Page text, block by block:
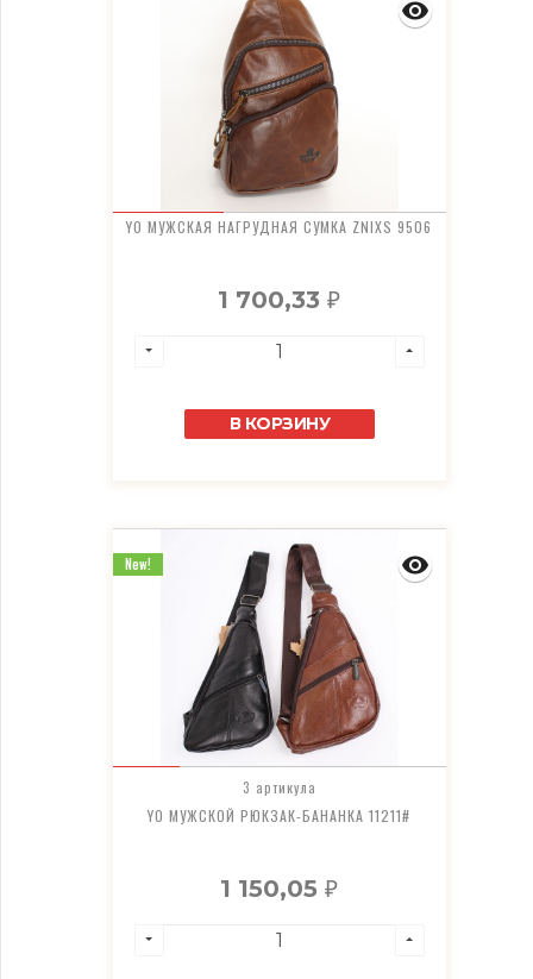
YO МУЖСКАЯ НАГРУДНАЯ СУМКА ZNIXS 9506
1 700,33₽
В КОРЗИНУ
3 артикула
YO МУЖСКОЙ РЮКЗАК-БАНАНКА 11211#
1 150,05₽
New!